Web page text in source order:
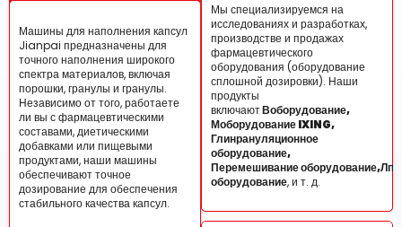
Машины для наполнения капсул
Jianpai предназначены для
точного наполнения широкого
спектра материалов, включая
порошки, гранулы и гранулы.
Независимо от того, работаете
ли вы с фармацевтическими
составами, диетическими
добавками или пищевыми
продуктами, наши машины
обеспечивают точное
дозирование для обеспечения
стабильного качества капсул.
Мы специализируемся на
исследованиях и разработках,
производстве и продажах
фармацевтического
оборудования (оборудование
сплошной дозировки). Наши
продукты
включаютВоборудование,
Моборудование IXING,
Глинрануляционное
оборудование,
Перемешиваниеоборудование,Л
оборудование, и т. д.